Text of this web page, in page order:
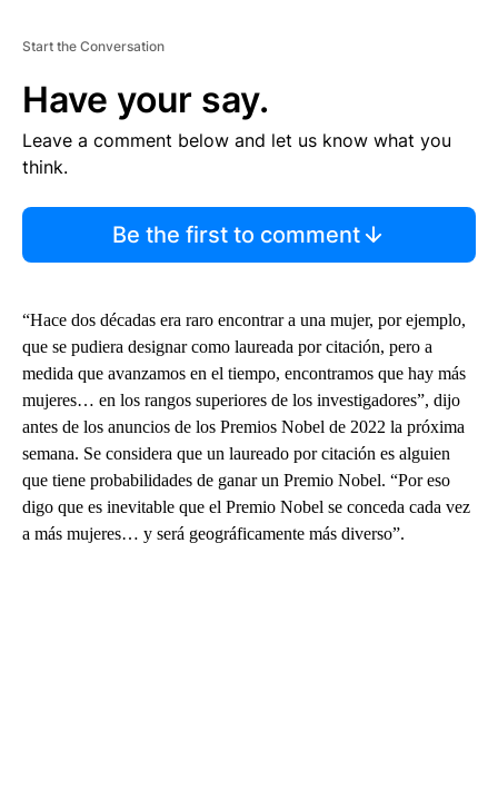
Start the Conversation
Have your say.
Leave a comment below and let us know what you
think.
Be the first to comment
“Hace dos décadas era raro encontrar a una mujer, por ejemplo,
que se pudiera designar como laureada por citación, pero a
medida que avanzamos en el tiempo, encontramos que hay más
mujeres… en los rangos superiores de los investigadores”, dijo
antes de los anuncios de los Premios Nobel de 2022 la próxima
semana. Se considera que un laureado por citación es alguien
que tiene probabilidades de ganar un Premio Nobel. “Por eso
digo que es inevitable que el Premio Nobel se conceda cada vez
a más mujeres… y será geográficamente más diverso”.